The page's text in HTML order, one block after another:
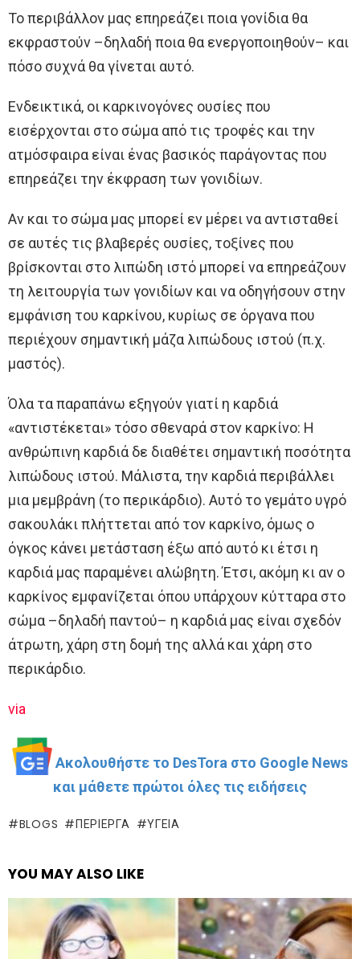
Το περιβάλλον μας επηρεάζει ποια γονίδια θα
εκφραστούν –δηλαδή ποια θα ενεργοποιηθούν– και
πόσο συχνά θα γίνεται αυτό.
Ενδεικτικά, οι καρκινογόνες ουσίες που
εισέρχονται στο σώμα από τις τροφές και την
ατμόσφαιρα είναι ένας βασικός παράγοντας που
επηρεάζει την έκφραση των γονιδίων.
Αν και το σώμα μας μπορεί εν μέρει να αντισταθεί
σε αυτές τις βλαβερές ουσίες, τοξίνες που
βρίσκονται στο λιπώδη ιστό μπορεί να επηρεάζουν
τη λειτουργία των γονιδίων και να οδηγήσουν στην
εμφάνιση του καρκίνου, κυρίως σε όργανα που
περιέχουν σημαντική μάζα λιπώδους ιστού (π.χ.
μαστός).
Όλα τα παραπάνω εξηγούν γιατί η καρδιά
«αντιστέκεται» τόσο σθεναρά στον καρκίνο: Η
ανθρώπινη καρδιά δε διαθέτει σημαντική ποσότητα
λιπώδους ιστού. Μάλιστα, την καρδιά περιβάλλει
μια μεμβράνη (το περικάρδιο). Αυτό το γεμάτο υγρό
σακουλάκι πλήττεται από τον καρκίνο, όμως ο
όγκος κάνει μετάσταση έξω από αυτό κι έτσι η
καρδιά μας παραμένει αλώβητη. Έτσι, ακόμη κι αν ο
καρκίνος εμφανίζεται όπου υπάρχουν κύτταρα στο
σώμα –δηλαδή παντού– η καρδιά μας είναι σχεδόν
άτρωτη, χάρη στη δομή της αλλά και χάρη στο
περικάρδιο.
via
Ακολουθήστε το DesTora στο Google News
και μάθετε πρώτοι όλες τις ειδήσεις
BLOGS ΠΕΡΊΕΡΓΑ ΥΓΕΊΑ
YOU MAY ALSO LIKE